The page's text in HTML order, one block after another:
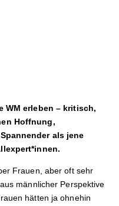
WM erleben – kritisch,
Hoffnung,
als jene
Frauen, aber oft sehr
männlicher Perspektive
hätten ja ohnehin